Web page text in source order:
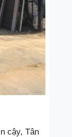
cậy, Tân